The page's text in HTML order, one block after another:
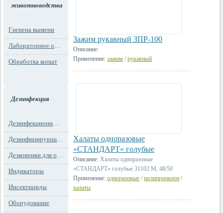
животноводства
Гигиена вымени
Лабораторное оборудование
Обработка копыт
Дезинфекция
Дезинфекционные маты
Дезинфицирующие средства
Дезковрики для обуви
Индикаторы
Инсектициды
Оборудование
Зажим рукавный ЗПР-100
Описание:
Применение: зажим /рукавный
Халаты одноразовые
«СТАНДАРТ» голубые
Описание: Халаты одноразовые
«СТАНДАРТ» голубые 31102 М, 48/50
Применение: одноразовые /полипропилен /
халаты